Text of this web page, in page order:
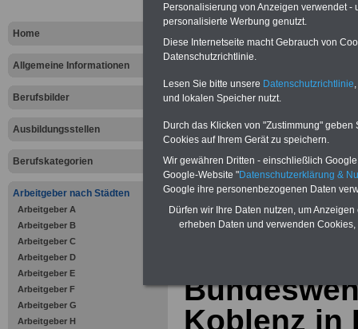
Home
Allgemeine Informationen
Berufsbilder
Ausbildungsstellen
Berufskategorien
Arbeitgeber nach Städten
Arbeitgeber A
Arbeitgeber B
Arbeitgeber C
Arbeitgeber D
Arbeitgeber E
Arbeitgeber F
Arbeitgeber G
Arbeitgeber H
Vorteile für den öffentlichen
Vergleichen und sparen
Bausparen schon ab 16 Jahren
Berufsunfähigkeitsabsicherung
Online-Vergleich Gesetzliche
Krankenkassen
Krankenversicherung
zurück zur
Koblenz in
Personalisierung von Anzeigen verwendet
personalisierte Werbung genutzt.
Diese Internetseite macht Gebrauch von
Datenschutzrichtlinie.
Lesen Sie bitte unsere Datenschutzrichtlinie
und lokalen Speicher nutzt.
Durch das Klicken von "Zustimmung"
Cookies auf Ihrem Gerät zu speichern.
Wir gewähren Dritten - einschließlich
Google-Website "Datenschutzerklärung &
Google ihre personenbezogenen Daten
Dürfen wir Ihre Daten nutzen, um
erheben Daten und verwenden